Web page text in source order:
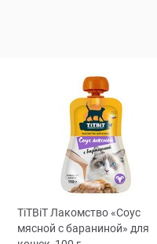
TiTBiT Лакомство «Соус
мясной с бараниной» для